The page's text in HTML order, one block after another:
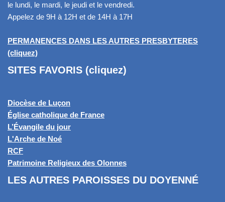
le lundi, le mardi, le jeudi et le vendredi.
Appelez de 9H à 12H et de 14H à 17H
PERMANENCES DANS LES AUTRES PRESBYTERES
(cliquez)
SITES FAVORIS (cliquez)
Diocèse de Luçon
Église catholique de France
L’Évangile du jour
L'Arche de Noé
RCF
Patrimoine Religieux des Olonnes
LES AUTRES PAROISSES DU DOYENNÉ